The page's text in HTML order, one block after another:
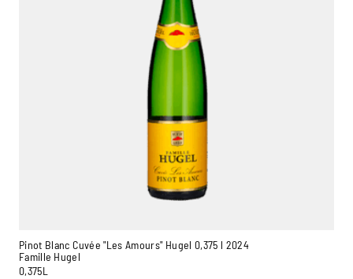
Pinot Blanc Cuvée "Les Amours" Hugel 0,375 l 2024
Famille Hugel
0,375L